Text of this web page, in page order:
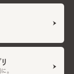
。